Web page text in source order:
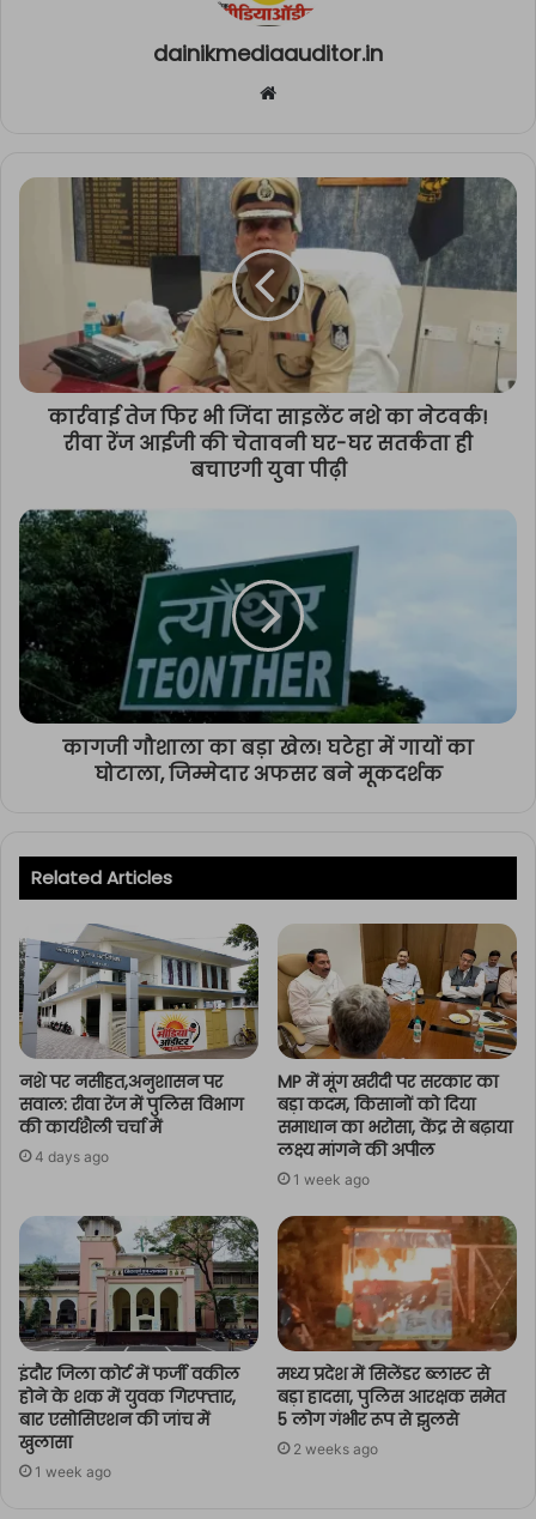
dainikmediaauditor.in
Website
कार्रवाई तेज फिर भी जिंदा साइलेंट नशे का नेटवर्क!
रीवा रेंज आईजी की चेतावनी घर-घर सतर्कता ही
बचाएगी युवा पीढ़ी
कागजी गौशाला का बड़ा खेल! घटेहा में गायों का
घोटाला, जिम्मेदार अफसर बने मूकदर्शक
Related Articles
नशे पर नसीहत,अनुशासन पर
सवाल: रीवा रेंज में पुलिस विभाग
की कार्यशैली चर्चा में
4 days ago
MP में मूंग खरीदी पर सरकार का
बड़ा कदम, किसानों को दिया
समाधान का भरोसा, केंद्र से बढ़ाया
लक्ष्य मांगने की अपील
1 week ago
इंदौर जिला कोर्ट में फर्जी वकील
होने के शक में युवक गिरफ्तार,
बार एसोसिएशन की जांच में
खुलासा
1 week ago
मध्य प्रदेश में सिलेंडर ब्लास्ट से
बड़ा हादसा, पुलिस आरक्षक समेत
5 लोग गंभीर रूप से झुलसे
2 weeks ago